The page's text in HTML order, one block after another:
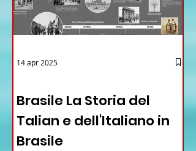
Brasile La Storia del
Talian e dell'Italiano in
Brasile
14 apr 2025